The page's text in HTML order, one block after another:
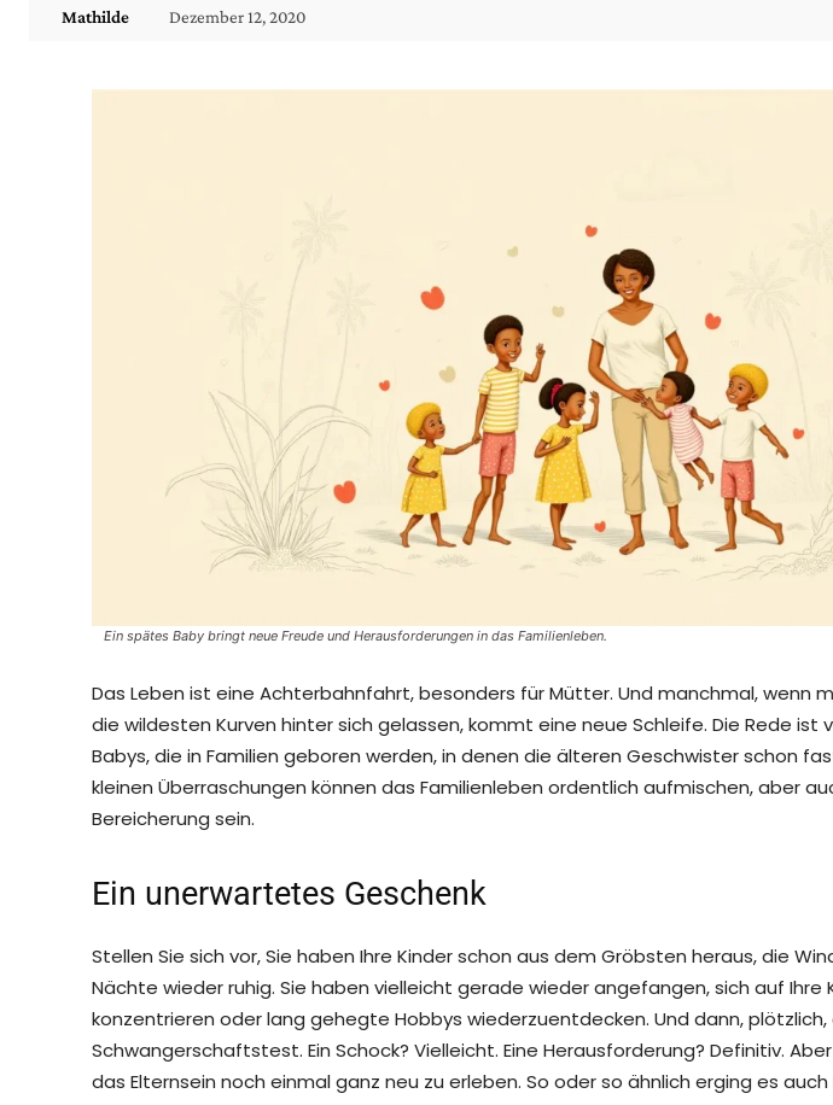
Mathilde Dezember 12, 2020
Ein spätes Baby bringt neue Freude und Herausforderungen in das Familienleben.
Das Leben ist eine Achterbahnfahrt, besonders für Mütter. Und manchmal, wenn
die wildesten Kurven hinter sich gelassen, kommt eine neue Schleife. Die Rede ist
Babys, die in Familien geboren werden, in denen die älteren Geschwister schon
kleinen Überraschungen können das Familienleben ordentlich aufmischen, aber
Bereicherung sein.
Ein unerwartetes Geschenk
Stellen Sie sich vor, Sie haben Ihre Kinder schon aus dem Gröbsten heraus, die
Nächte wieder ruhig. Sie haben vielleicht gerade wieder angefangen, sich auf Ihre
konzentrieren oder lang gehegte Hobbys wiederzuentdecken. Und dann,
Schwangerschaftstest. Ein Schock? Vielleicht. Eine Herausforderung? Definitiv.
das Elternsein noch einmal ganz neu zu erleben. So oder so ähnlich erging es auch